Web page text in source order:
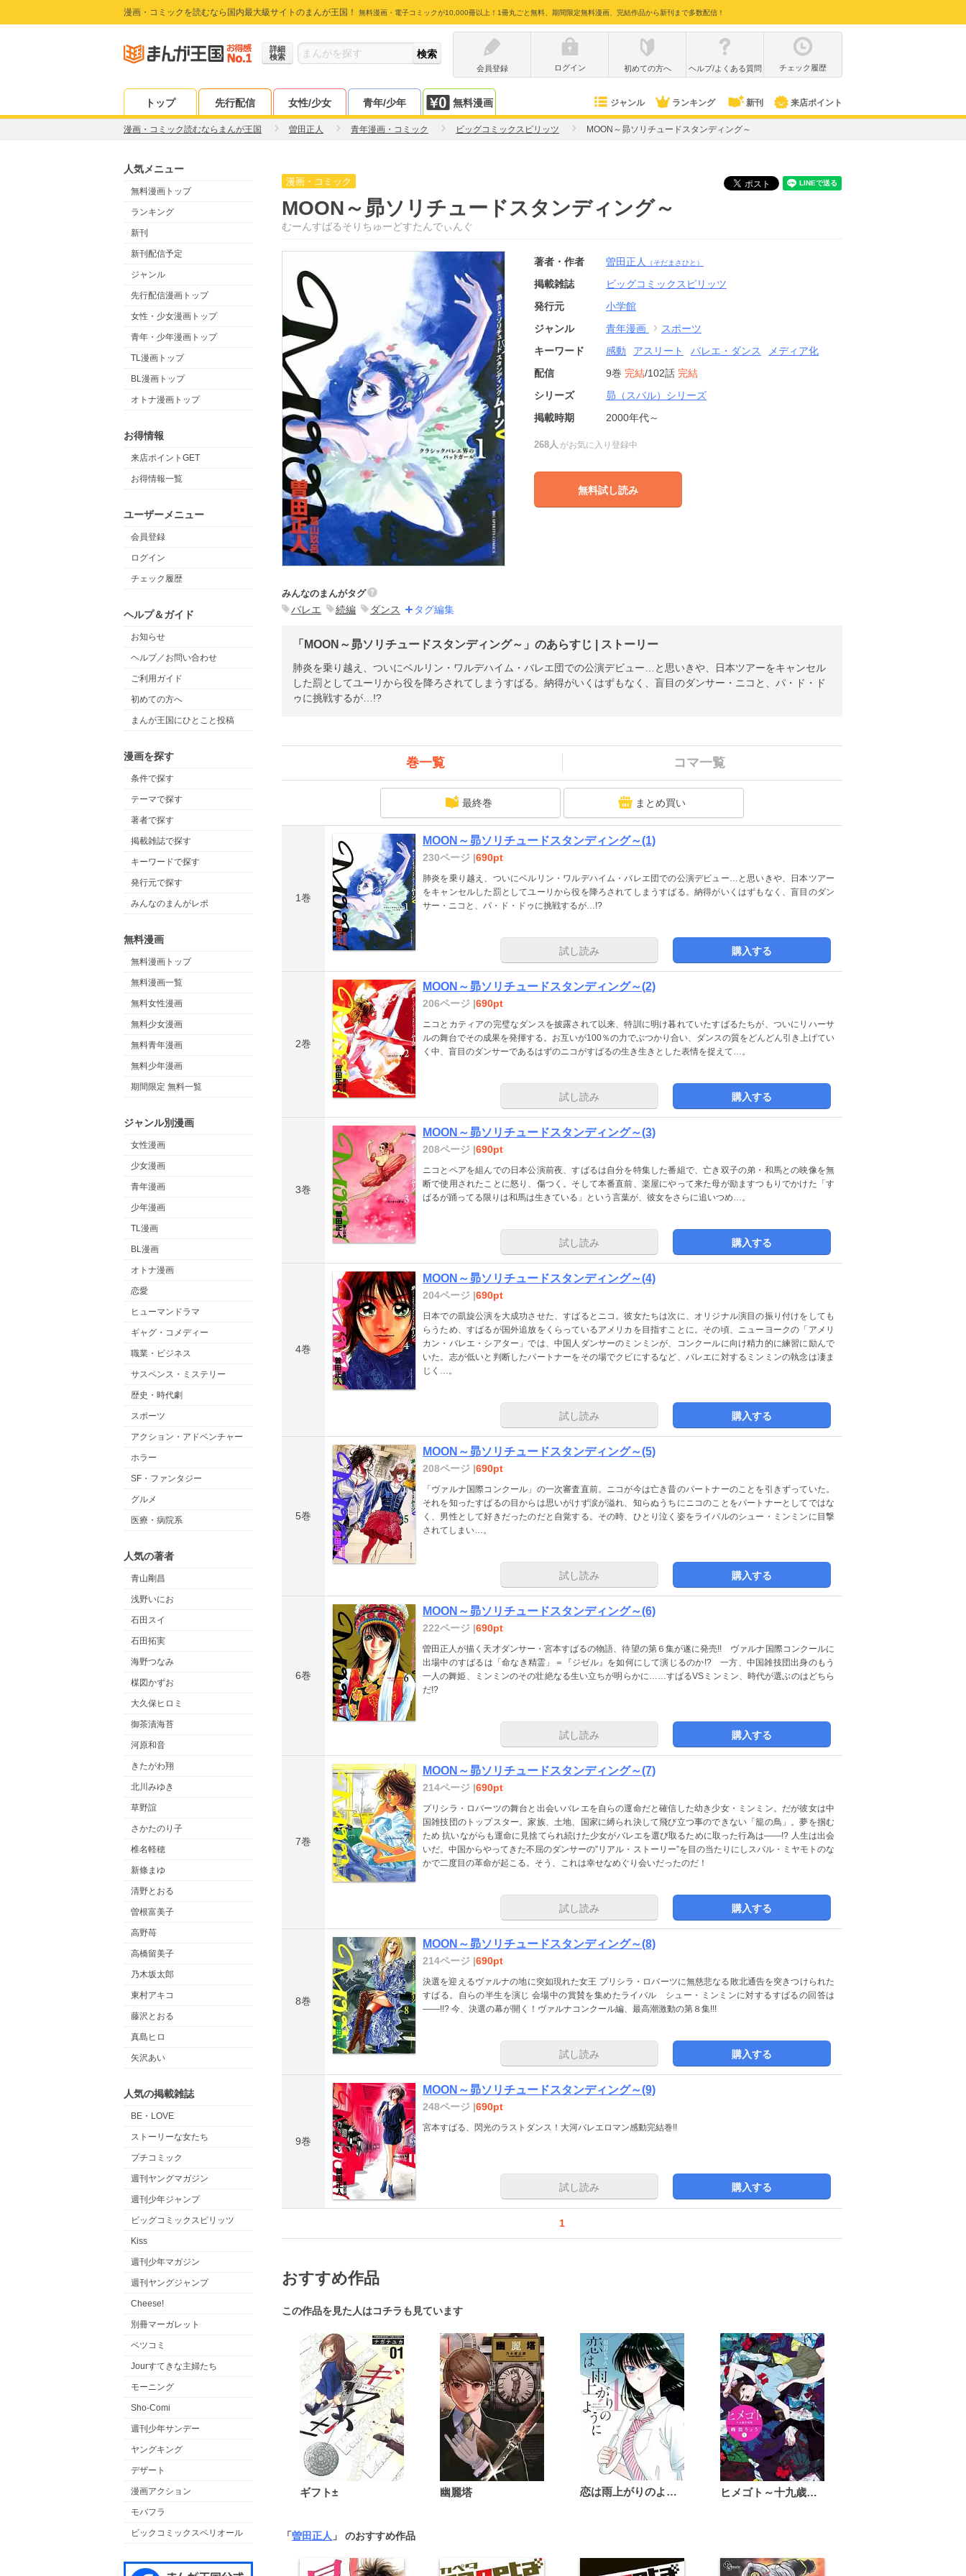
漫画・コミックを読むなら国内最大級サイトのまんが王国！ 無料漫画・電子コミックが10,000冊以上！1冊丸ごと無料、期間限定無料漫画、完結作品から新刊まで多数配信！
詳細
検索
会員登録
ログイン 初めての方へ ヘルプ/よくある質問 チェック履歴
トップ 先行配信 女性/少女 青年/少年 無料漫画 ジャンル ランキング 新刊 来店ポイント
漫画・コミック読むならまんが王国 曽田正人 青年漫画・コミック ビッグコミックスピリッツ MOON～昴ソリチュードスタンディング～
人気メニュー
無料漫画トップ
ランキング
新刊
新刊配信予定
ジャンル
先行配信漫画トップ
女性・少女漫画トップ
青年・少年漫画トップ
TL漫画トップ
BL漫画トップ
オトナ漫画トップ
お得情報
来店ポイントGET
お得情報一覧
ユーザーメニュー
会員登録
ログイン
チェック履歴
ヘルプ＆ガイド
お知らせ
ヘルプ／お問い合わせ
ご利用ガイド
初めての方へ
まんが王国にひとこと投稿
漫画を探す
条件で探す
テーマで探す
著者で探す
掲載雑誌で探す
キーワードで探す
発行元で探す
みんなのまんがレポ
無料漫画
無料漫画トップ
無料漫画一覧
無料女性漫画
無料少女漫画
無料青年漫画
無料少年漫画
期間限定 無料一覧
ジャンル別漫画
女性漫画
少女漫画
青年漫画
少年漫画
TL漫画
BL漫画
オトナ漫画
恋愛
ヒューマンドラマ
ギャグ・コメディー
職業・ビジネス
サスペンス・ミステリー
歴史・時代劇
スポーツ
アクション・アドベンチャー
ホラー
SF・ファンタジー
グルメ
医療・病院系
人気の著者
青山剛昌
浅野いにお
石田スイ
石田拓実
海野つなみ
楳図かずお
大久保ヒロミ
御茶漬海苔
河原和音
きたがわ翔
北川みゆき
草野誼
さかたのり子
椎名軽穂
新條まゆ
清野とおる
曽根富美子
高野苺
高橋留美子
乃木坂太郎
東村アキコ
藤沢とおる
真島ヒロ
矢沢あい
人気の掲載雑誌
BE・LOVE
ストーリーな女たち
プチコミック
週刊ヤングマガジン
週刊少年ジャンプ
ビッグコミックスピリッツ
Kiss
週刊少年マガジン
週刊ヤングジャンプ
Cheese!
別冊マーガレット
ベツコミ
Jourすてきな主婦たち
モーニング
Sho-Comi
週刊少年サンデー
ヤングキング
デザート
漫画アクション
モバフラ
ビックコミックスペリオール
漫画・コミック
MOON～昴ソリチュードスタンディング～
むーんすばるそりちゅーどすたんでぃんぐ
著者・作者 曽田正人 （そだまさひと）
掲載雑誌
ビッグコミックスピリッツ
発行元
小学館
ジャンル
青年漫画
スポーツ
キーワード
感動 アスリート バレエ・ダンス
メディア化
配信
9巻 完結/102話 完結
シリーズ
昴（スバル）シリーズ
掲載時期
2000年代～
268人 がお気に入り登録中
無料試し読み
みんなのまんがタグ
バレエ 続編 ダンス タグ編集
「MOON～昴ソリチュードスタンディング～」のあらすじ | ストーリー
肺炎を乗り越え、ついにベルリン・ワルデハイム・バレエ団での公演デビュー…と思いきや、日本ツアーをキャンセル
した罰としてユーリから役を降ろされてしまうすばる。納得がいくはずもなく、盲目のダンサー・ニコと、パ・ド・ド
ゥに挑戦するが…!?
巻一覧 コマ一覧
最終巻 まとめ買い
1巻
MOON～昴ソリチュードスタンディング～(1)
230ページ |690pt
肺炎を乗り越え、ついにベルリン・ワルデハイム・バレエ団での公演デビュー…と思いきや、日本ツアー
をキャンセルした罰としてユーリから役を降ろされてしまうすばる。納得がいくはずもなく、盲目のダン
サー・ニコと、パ・ド・ドゥに挑戦するが…!?
試し読み 購入する
2巻
MOON～昴ソリチュードスタンディング～(2)
206ページ |690pt
ニコとカティアの完璧なダンスを披露されて以来、特訓に明け暮れていたすばるたちが、ついにリハーサ
ルの舞台でその成果を発揮する。お互いが100％の力でぶつかり合い、ダンスの質をどんどん引き上げてい
く中、盲目のダンサーであるはずのニコがすばるの生き生きとした表情を捉えて…。
試し読み 購入する
3巻
MOON～昴ソリチュードスタンディング～(3)
208ページ |690pt
ニコとペアを組んでの日本公演前夜、すばるは自分を特集した番組で、亡き双子の弟・和馬との映像を無
断で使用されたことに怒り、傷つく。そして本番直前、楽屋にやって来た母が励ますつもりでかけた「す
ばるが踊ってる限りは和馬は生きている」という言葉が、彼女をさらに追いつめ…。
試し読み 購入する
4巻
MOON～昴ソリチュードスタンディング～(4)
204ページ |690pt
日本での凱旋公演を大成功させた、すばるとニコ。彼女たちは次に、オリジナル演目の振り付けをしても
らうため、すばるが国外追放をくらっているアメリカを目指すことに。その頃、ニューヨークの「アメリ
カン・バレエ・シアター」では、中国人ダンサーのミンミンが、コンクールに向け精力的に練習に励んで
いた。志が低いと判断したパートナーをその場でクビにするなど、バレエに対するミンミンの執念は凄ま
じく…。
試し読み 購入する
5巻
MOON～昴ソリチュードスタンディング～(5)
208ページ |690pt
「ヴァルナ国際コンクール」の一次審査直前。ニコが今は亡き昔のパートナーのことを引きずっていた。
それを知ったすばるの目からは思いがけず涙が溢れ、知らぬうちにニコのことをパートナーとしてではな
く、男性として好きだったのだと自覚する。その時、ひとり泣く姿をライバルのシュー・ミンミンに目撃
されてしまい…。
試し読み 購入する
6巻
MOON～昴ソリチュードスタンディング～(6)
222ページ |690pt
曽田正人が描く天才ダンサー・宮本すばるの物語、待望の第６集が遂に発売!! ヴァルナ国際コンクールに
出場中のすばるは「命なき精霊」＝『ジゼル』を如何にして演じるのか!? 一方、中国雑技団出身のもう
一人の舞姫、ミンミンのその壮絶なる生い立ちが明らかに……すばるVSミンミン、時代が選ぶのはどちら
だ!?
試し読み 購入する
7巻
MOON～昴ソリチュードスタンディング～(7)
214ページ |690pt
プリシラ・ロバーツの舞台と出会いバレエを自らの運命だと確信した幼き少女・ミンミン。だが彼女は中
国雑技団のトップスター。家族、土地、国家に縛られ決して飛び立つ事のできない「籠の鳥」。夢を掴む
ため 抗いながらも運命に見捨てられ続けた少女がバレエを選び取るために取った行為は――!? 人生は出会
いだ。中国からやってきた不屈のダンサーの”リアル・ストーリー”を目の当たりにしスバル・ミヤモトのな
かで二度目の革命が起こる。そう、これは幸せなめぐり会いだったのだ！
試し読み 購入する
8巻
MOON～昴ソリチュードスタンディング～(8)
214ページ |690pt
決選を迎えるヴァルナの地に突如現れた女王 プリシラ・ロバーツに無慈悲なる敗北通告を突きつけられた
すばる。自らの半生を演じ 会場中の賞賛を集めたライバル シュー・ミンミンに対するすばるの回答は
――!!? 今、決選の幕が開く！ヴァルナコンクール編、最高潮激動の第８集!!!
試し読み 購入する
9巻
MOON～昴ソリチュードスタンディング～(9)
248ページ |690pt
宮本すばる、閃光のラストダンス！大河バレエロマン感動完結巻!!
試し読み 購入する
1
おすすめ作品
この作品を見た人はコチラも見ています
ギフト± 幽麗塔 恋は雨上がりのように ヒメゴト～十九歳の制服～
「曽田正人 」 のおすすめ作品